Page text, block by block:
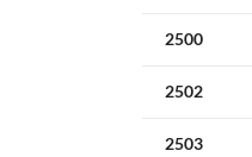
2500
2502
2503